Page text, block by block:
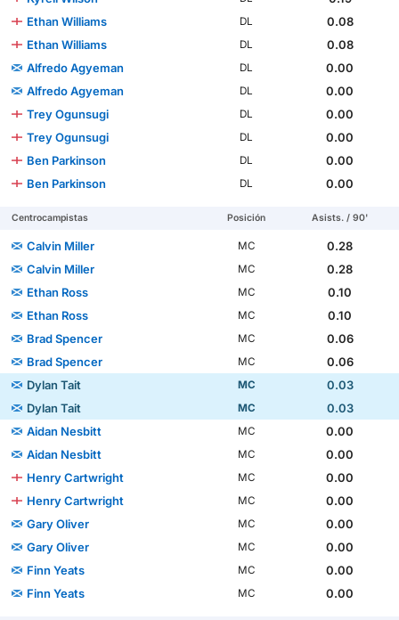
Ethan Williams
DL
0.08
Ethan Williams
DL
0.08
Alfredo Agyeman
DL
0.00
Alfredo Agyeman
DL
0.00
Trey Ogunsugi
DL
0.00
Trey Ogunsugi
DL
0.00
Ben Parkinson
DL
0.00
Ben Parkinson
DL 0.00
Centrocampistas Posición Asists. / 90'
Calvin Miller MC
0.28
Calvin Miller
MC
0.28
Ethan Ross
MC
0.10
Ethan Ross
MC
0.10
Brad Spencer
MC
0.06
Brad Spencer
MC
0.06
Dylan Tait
MC
0.03
Dylan Tait
MC
0.03
Aidan Nesbitt
MC
0.00
Aidan Nesbitt
MC
0.00
Henry Cartwright
MC
0.00
Henry Cartwright
MC
0.00
Gary Oliver
MC
0.00
Gary Oliver
MC
0.00
Finn Yeats
MC
0.00
Finn Yeats
MC 0.00